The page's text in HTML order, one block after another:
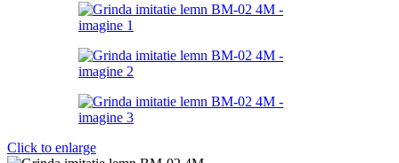
Click to enlarge